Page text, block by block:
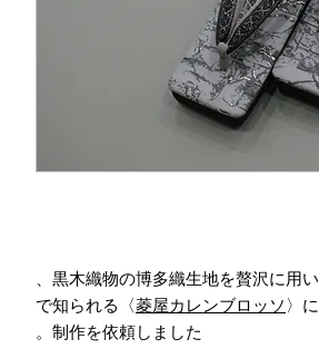
黒木織物の博多織生地を贅沢に用い、
菱屋カレンブロッソ 〉に
制作を依頼しました。